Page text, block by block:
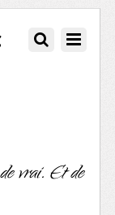
vrai. Et de